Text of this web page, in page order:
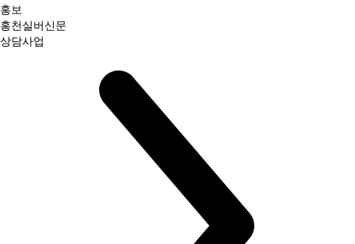
홍보
홍천실버신문
상담사업